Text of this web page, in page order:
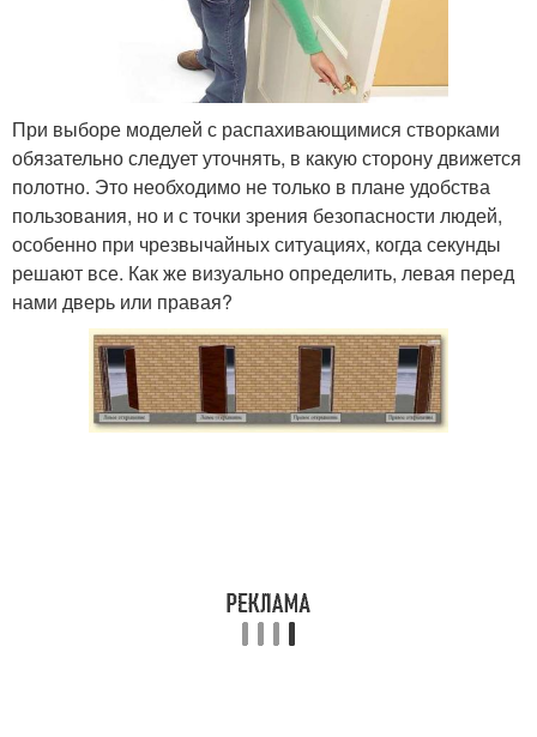
При выборе моделей с распахивающимися створками
обязательно следует уточнять, в какую сторону движется
полотно. Это необходимо не только в плане удобства
пользования, но и с точки зрения безопасности людей,
особенно при чрезвычайных ситуациях, когда секунды
решают все. Как же визуально определить, левая перед
нами дверь или правая?